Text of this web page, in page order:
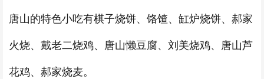
唐山的特色小吃有棋子烧饼、饹馇、缸炉烧饼、郝家
火烧、戴老二烧鸡、唐山懒豆腐、刘美烧鸡、唐山芦
花鸡、郝家烧麦。